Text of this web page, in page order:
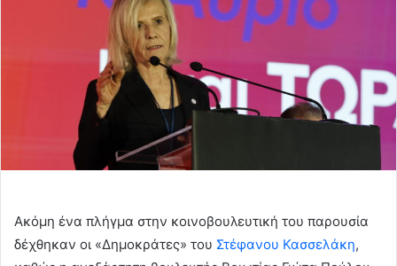
Ακόμη ένα πλήγμα στην κοινοβουλευτική του παρουσία
δέχθηκαν οι «Δημοκράτες» του Στέφανου Κασσελάκη,